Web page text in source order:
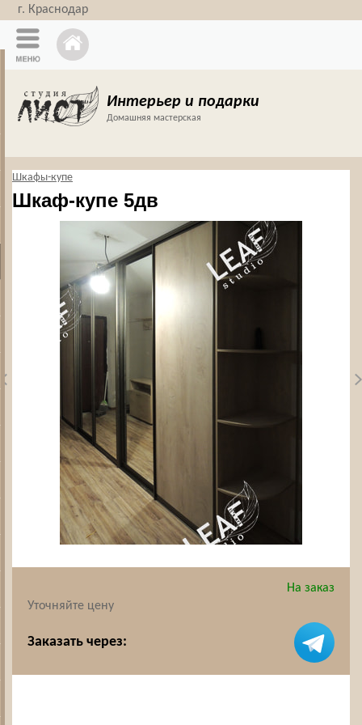
г. Краснодар
Интерьер и подарки
Домашняя мастерская
Шкафы-купе
Шкаф-купе 5дв
На заказ
Уточняйте цену
Заказать через: